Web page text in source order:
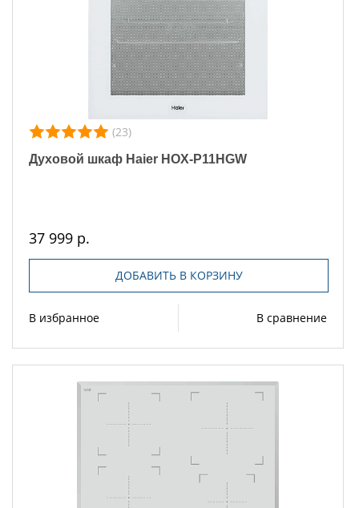
(23)
Духовой шкаф Haier HOX-P11HGW
37 999 р.
ДОБАВИТЬ В КОРЗИНУ
В избранное В сравнение